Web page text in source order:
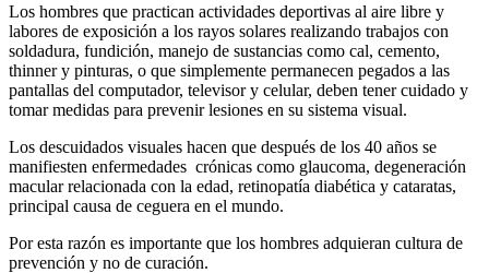
Los hombres que practican actividades deportivas al aire libre y
labores de exposición a los rayos solares realizando trabajos con
soldadura, fundición, manejo de sustancias como cal, cemento,
thinner y pinturas, o que simplemente permanecen pegados a las
pantallas del computador, televisor y celular, deben tener cuidado y
tomar medidas para prevenir lesiones en su sistema visual.
Los descuidados visuales hacen que después de los 40 años se
manifiesten enfermedades crónicas como glaucoma, degeneración
macular relacionada con la edad, retinopatía diabética y cataratas,
principal causa de ceguera en el mundo.
Por esta razón es importante que los hombres adquieran cultura de
prevención y no de curación.